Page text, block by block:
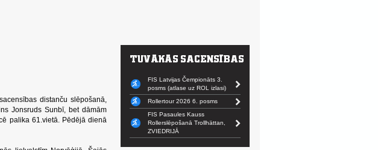
distanču slēpošanā,
Jonsruds Sunbī, bet dāmām
palika 61.vietā. Pēdējā dienā
FIS Latvijas Čempionāts 3.
posms (atlase uz ROL izlasi)
Rollertour 2026 6. posms
FIS Pasaules Kauss
Rollerslēpošanā Trollhättan,
ZVIEDRIJĀ